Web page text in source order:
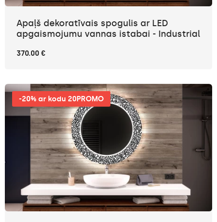
Apaļš dekoratīvais spogulis ar LED
apgaismojumu vannas istabai - Industrial
370.00 €
-20% ar kodu 20PROMO